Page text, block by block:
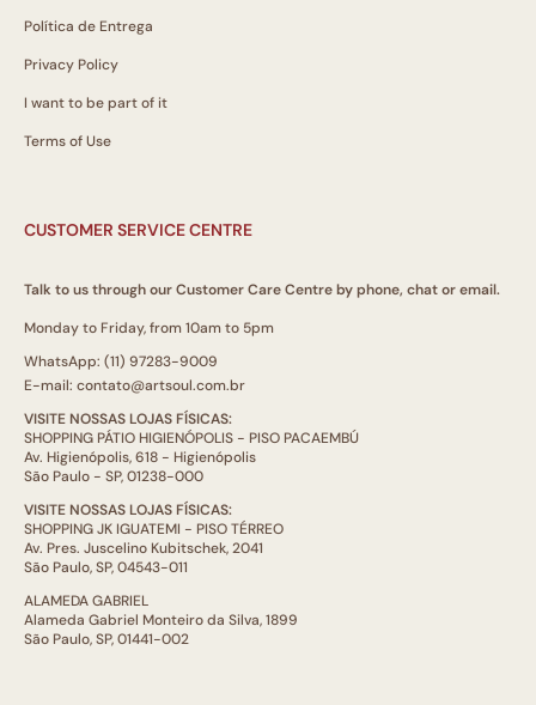
Política de Entrega
Privacy Policy
I want to be part of it
Terms of Use
CUSTOMER SERVICE CENTRE
Talk to us through our Customer Care Centre by phone, chat or email.
Monday to Friday, from 10am to 5pm
WhatsApp: (11) 97283-9009
E-mail: contato@artsoul.com.br
VISITE NOSSAS LOJAS FÍSICAS:
SHOPPING PÁTIO HIGIENÓPOLIS - PISO PACAEMBÚ
Av. Higienópolis, 618 - Higienópolis
São Paulo - SP, 01238-000
VISITE NOSSAS LOJAS FÍSICAS:
SHOPPING JK IGUATEMI - PISO TÉRREO
Av. Pres. Juscelino Kubitschek, 2041
São Paulo, SP, 04543-011
ALAMEDA GABRIEL
Alameda Gabriel Monteiro da Silva, 1899
São Paulo, SP, 01441-002